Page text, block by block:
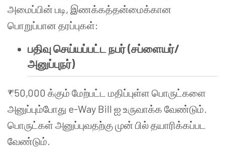
அமைப்பின் படி, இணக்கத்தன்மைக்கான
பொறுப்பான தரப்புகள்:
பதிவு செய்யப்பட்ட நபர் (சப்ளையர்/
அனுப்புநர்)
₹50,000 க்கும் மேற்பட்ட மதிப்புள்ள பொருட்களை
அனுப்பும்போது e-Way Bill ஐ உருவாக்க வேண்டும்.
பொருட்கள் அனுப்புவதற்கு முன் பில் தயாரிக்கப்பட
வேண்டும்.